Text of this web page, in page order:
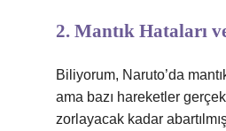
2. Mantık Hataları
Biliyorum, Naruto’da
ama bazı hareketler
zorlayacak kadar